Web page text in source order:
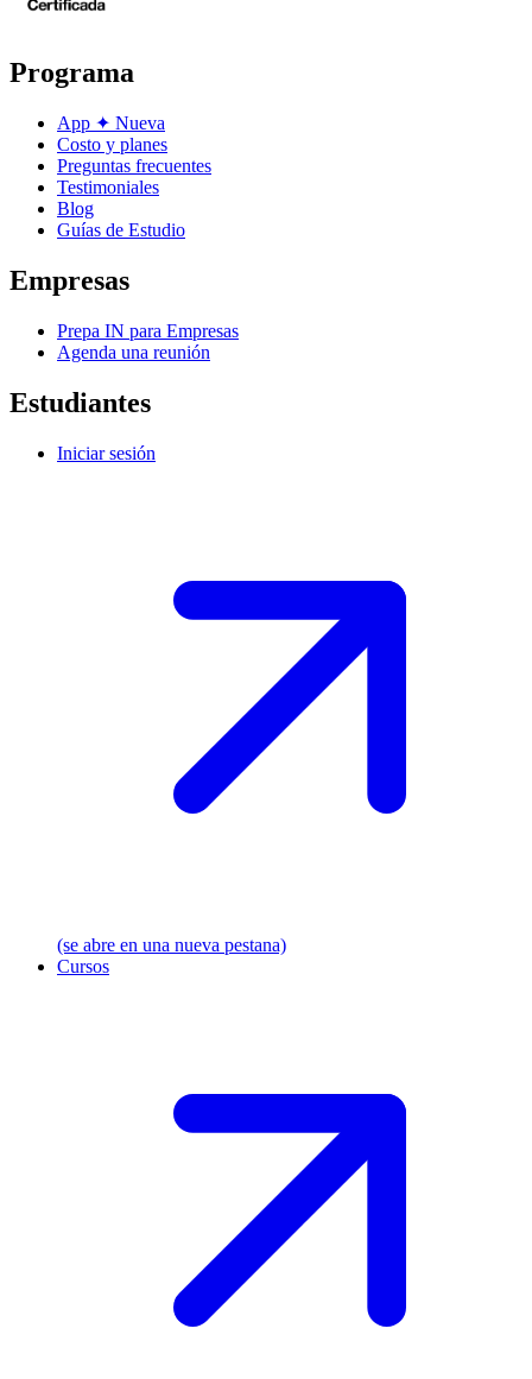
Programa
App ✦ Nueva
Costo y planes
Preguntas frecuentes
Testimoniales
Blog
Guías de Estudio
Empresas
Prepa IN para Empresas
Agenda una reunión
Estudiantes
Iniciar sesión
(se abre en una nueva pestana)
Cursos